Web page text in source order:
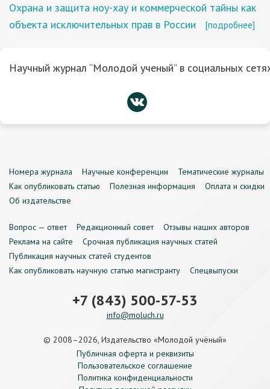
Охрана и защита ноу-хау и коммерческой тайны как
объекта исключительных прав в России
[подробнее]
Научный журнал “Молодой ученый” в социальных
Номера журнала Научные конференции
Тематические журналы
Как опубликовать статью
Полезная информация
Оплата и скидки
Об издательстве
Вопрос — ответ Редакционный совет
Отзывы наших авторов
Реклама на сайте
Срочная публикация научных статей
Публикация научных статей студентов
Как опубликовать научную статью магистранту
Спецвыпуски
+7 (843) 500-57-53
info@moluch.ru
© 2008–2026, Издательство «Молодой учёный»
Публичная оферта и реквизиты
Пользовательское соглашение
Политика конфиденциальности